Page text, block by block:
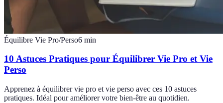
Équilibre Vie Pro/Perso6 min
10 Astuces Pratiques pour Équilibrer Vie Pro et Vie
Perso
Apprenez à équilibrer vie pro et vie perso avec ces 10 astuces
pratiques. Idéal pour améliorer votre bien-être au quotidien.